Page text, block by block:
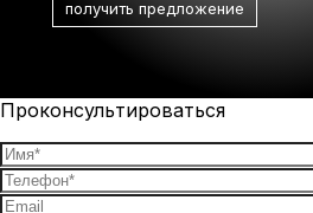
Проконсультироваться